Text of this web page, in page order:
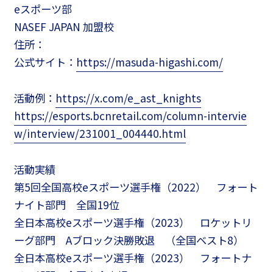
eスポーツ部
NASEF JAPAN 加盟校
住所：
公式サイト： https://masuda-higashi.com/
活動例： https://x.com/e_ast_knights
https://esports.bcnretail.com/column-intervie
w/interview/231001_004440.html
活動実績
第5回全国高校eスポーツ選手権（2022） フォート
ナイト部門 全国19位
全日本高校eスポーツ選手権（2023） ロケットリ
ーグ部門 Aブロック決勝敗退 （全国ベスト8）
全日本高校eスポーツ選手権（2023） フォートナ